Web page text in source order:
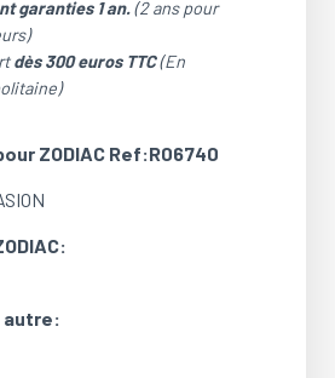
garanties 1 an.(2 ans pour
dès 300 euros TTC(En
ZODIAC Ref:R06740
autre: